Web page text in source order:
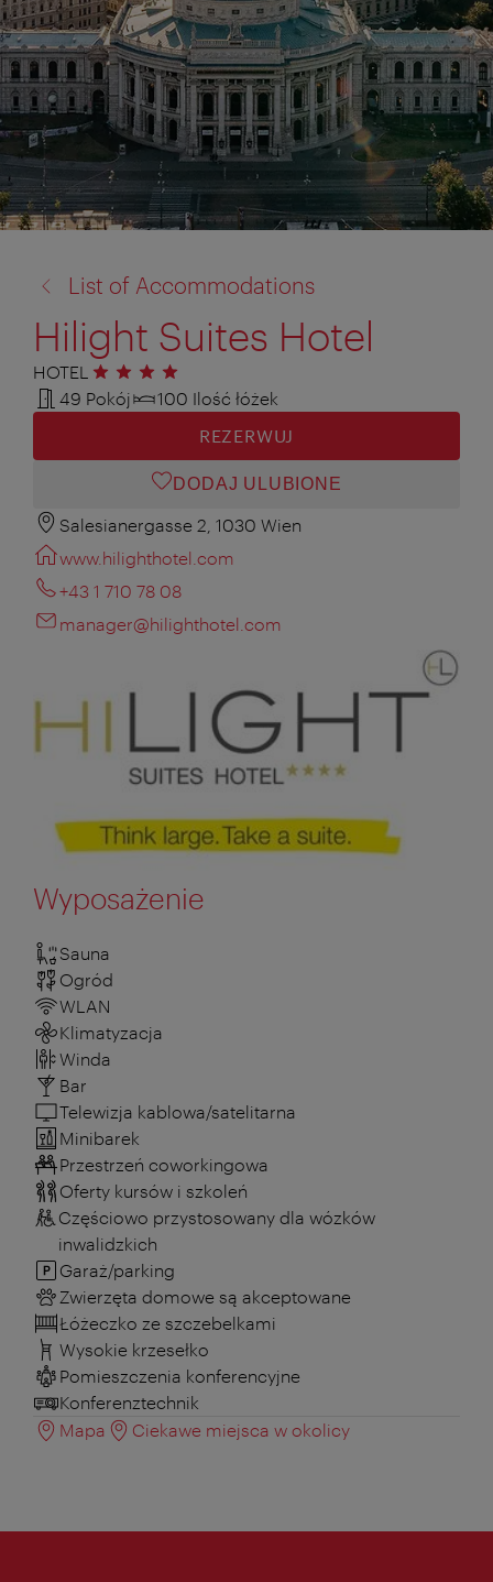
do:
List of Accommodations
Hilight Suites Hotel
HOTEL 4 gwiazdki
49 Pokój
100 Ilość łóżek
REZERWUJ
DODAJ ULUBIONE
Salesianergasse 2, 1030 Wien
www.hilighthotel.com
+43 1 710 78 08
manager@hilighthotel.com
Wyposażenie
Sauna
Ogród
WLAN
Klimatyzacja
Winda
Bar
Telewizja kablowa/satelitarna
Minibarek
Przestrzeń coworkingowa
Oferty kursów i szkoleń
Częściowo przystosowany dla wózków
inwalidzkich
Garaż/parking
Zwierzęta domowe są akceptowane
Łóżeczko ze szczebelkami
Wysokie krzesełko
Pomieszczenia konferencyjne
Konferenztechnik
Mapa
Ciekawe miejsca w okolicy